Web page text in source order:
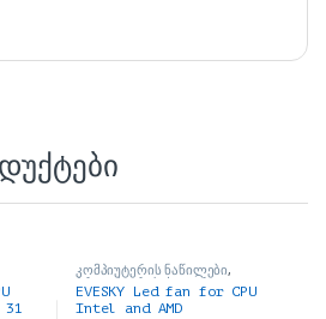
31
კომპიუტერის ნაწილები,
პროცესორის ქულერი
EVESKY Led fan for CPU
Intel and AMD